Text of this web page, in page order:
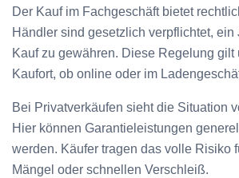
Der Kauf im Fachgeschäft bietet
Händler sind gesetzlich verpflichtet, ein
Kauf zu gewähren. Diese Regelung gilt
Kaufort, ob online oder im
Bei Privatverkäufen sieht die Situation
Hier können Garantieleistungen
werden. Käufer tragen das volle Risiko
Mängel oder schnellen Verschleiß.